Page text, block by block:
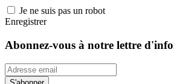
Je ne suis pas un robot
Enregistrer
Abonnez-vous à notre lettre